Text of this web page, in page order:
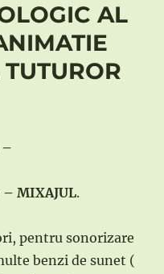
AL
–
MIXAJUL.
pentru sonorizare
benzi de sunet (